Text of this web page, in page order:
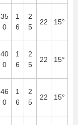
35
0
1
6
2
5
22 15°
40
0
1
6
2
5
22 15°
46
0
1
6
2
5
22 15°